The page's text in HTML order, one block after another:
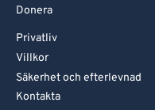
Donera
Privatliv
Villkor
Säkerhet och efterlevnad
Kontakta